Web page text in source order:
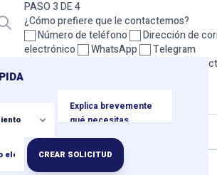
PASO 3 DE 4
¿Cómo prefiere que le contactemos?
Número de teléfono
Dirección de
electrónico
WhatsApp
Telegram
Seleccione al menos un método de
Sus datos de contacto
CREAR SOLICITUD